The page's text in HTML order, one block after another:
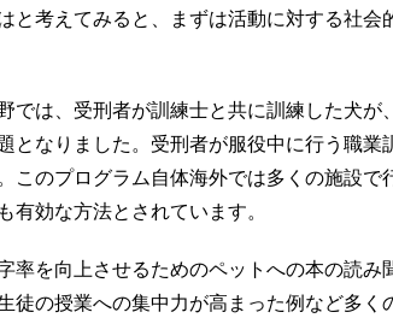
と考えてみると、まずは活動に対する社会
では、受刑者が訓練士と共に訓練した犬が
となりました。受刑者が服役中に行う職業
このプログラム自体海外では多くの施設で
有効な方法とされています。
率を向上させるためのペットへの本の読み
徒の授業への集中力が高まった例など多く